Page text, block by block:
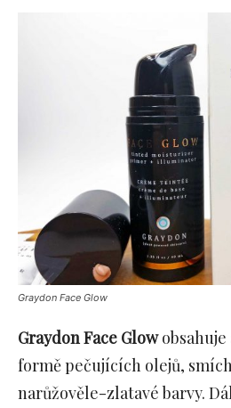
Graydon Face Glow
Graydon Face Glowobsahuje
formě pečujících olejů,
narůžověle-zlatavé barvy.